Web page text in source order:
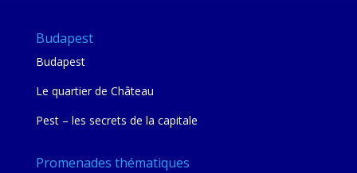
Budapest
Budapest
Le quartier de Château
Pest – les secrets de la capitale
Promenades thématiques